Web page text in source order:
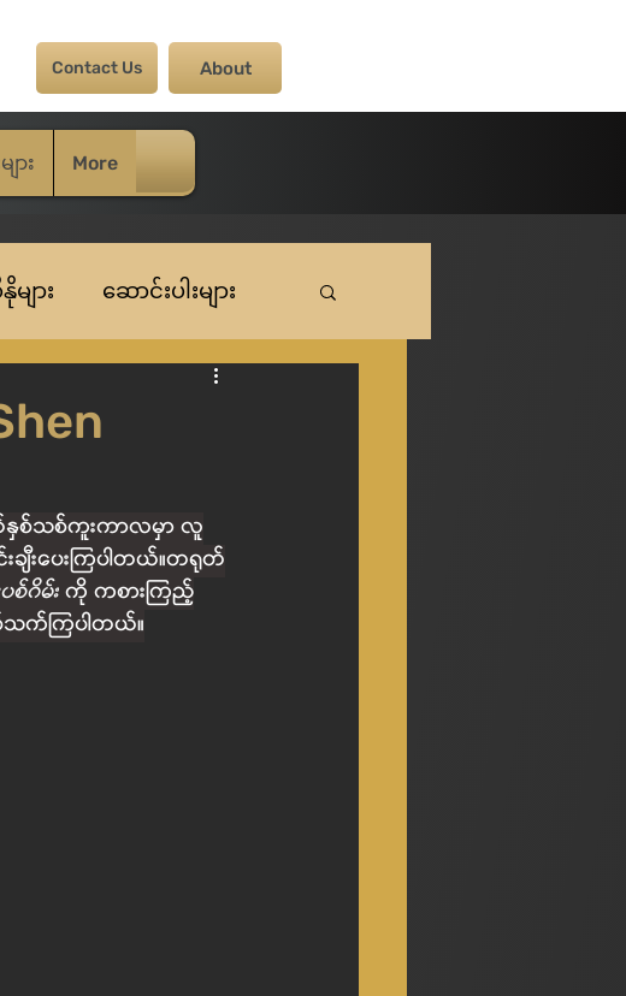
Contact Us About
ား More
ျား ဆောင်းပါးများ
စ်သစ်ကူးကာလမှာ လူ
ချီးပေးကြပါတယ်။တရုတ်
စ်ဂိမ်း ကို ကစားကြည့်
သက်ကြပါတယ်။